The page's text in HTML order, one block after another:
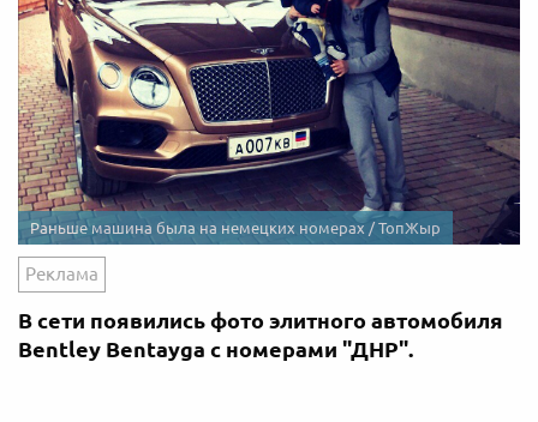
Раньше машина была на немецких номерах / ТопЖыр
Реклама
В сети появились фото элитного автомобиля
Bentley Bentayga с номерами "ДНР".